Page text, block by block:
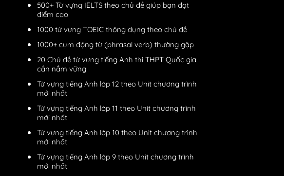
500+ Từ vựng IELTS theo chủ đề giúp bạn đạt
điểm cao
1000 từ vựng TOEIC thông dụng theo chủ đề
1000+ cụm động từ (phrasal verb) thường gặp
20 Chủ đề từ vựng tiếng Anh thi THPT Quốc gia
cần nắm vững
Từ vựng tiếng Anh lớp 12 theo Unit chương trình
mới nhất
Từ vựng tiếng Anh lớp 11 theo Unit chương trình
mới nhất
Từ vựng tiếng Anh lớp 10 theo Unit chương trình
mới nhất
Từ vựng tiếng Anh lớp 9 theo Unit chương trình
mới nhất